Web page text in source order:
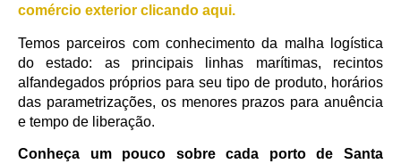
comércio exterior clicando aqui.
Temos parceiros com conhecimento da malha logística
do estado: as principais linhas marítimas, recintos
alfandegados próprios para seu tipo de produto, horários
das parametrizações, os menores prazos para anuência
e tempo de liberação.
Conheça um pouco sobre cada porto de Santa